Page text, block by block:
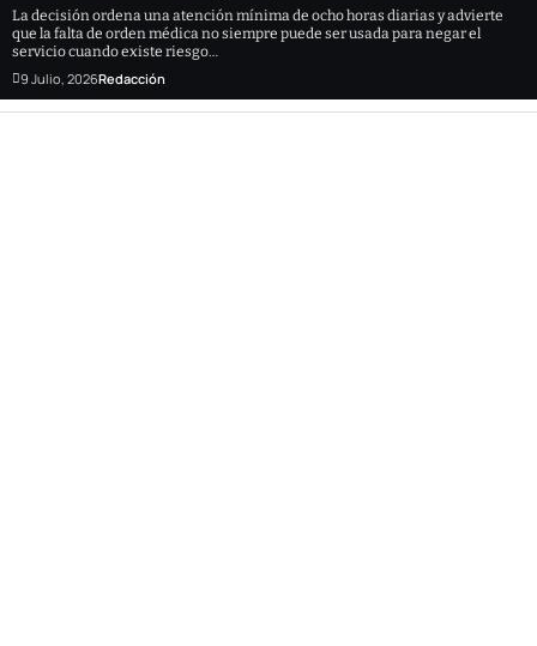
La decisión ordena una atención mínima de ocho horas diarias y advierte
que la falta de orden médica no siempre puede ser usada para negar el
servicio cuando existe riesgo…
9 Julio, 2026Redacción